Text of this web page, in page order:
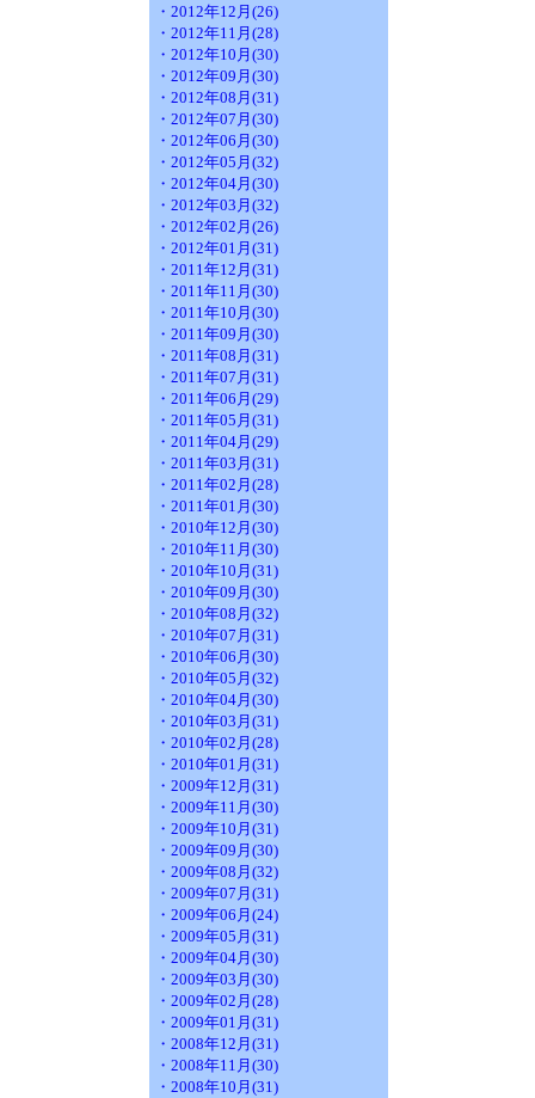
・2012年12月(26)
・2012年11月(28)
・2012年10月(30)
・2012年09月(30)
・2012年08月(31)
・2012年07月(30)
・2012年06月(30)
・2012年05月(32)
・2012年04月(30)
・2012年03月(32)
・2012年02月(26)
・2012年01月(31)
・2011年12月(31)
・2011年11月(30)
・2011年10月(30)
・2011年09月(30)
・2011年08月(31)
・2011年07月(31)
・2011年06月(29)
・2011年05月(31)
・2011年04月(29)
・2011年03月(31)
・2011年02月(28)
・2011年01月(30)
・2010年12月(30)
・2010年11月(30)
・2010年10月(31)
・2010年09月(30)
・2010年08月(32)
・2010年07月(31)
・2010年06月(30)
・2010年05月(32)
・2010年04月(30)
・2010年03月(31)
・2010年02月(28)
・2010年01月(31)
・2009年12月(31)
・2009年11月(30)
・2009年10月(31)
・2009年09月(30)
・2009年08月(32)
・2009年07月(31)
・2009年06月(24)
・2009年05月(31)
・2009年04月(30)
・2009年03月(30)
・2009年02月(28)
・2009年01月(31)
・2008年12月(31)
・2008年11月(30)
・2008年10月(31)